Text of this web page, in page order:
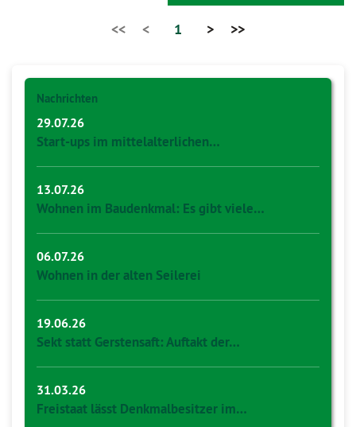
<< < 1 > >>
Nachrichten
29.07.26
Start-ups im mittelalterlichen…
13.07.26
Wohnen im Baudenkmal: Es gibt viele…
06.07.26
Wohnen in der alten Seilerei
19.06.26
Sekt statt Gerstensaft: Auftakt der…
31.03.26
Freistaat lässt Denkmalbesitzer im…